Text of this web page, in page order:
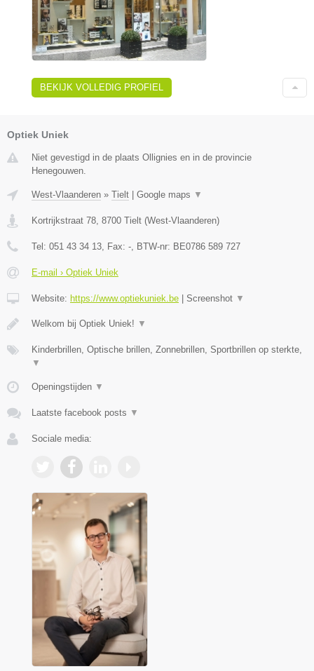
BEKIJK VOLLEDIG PROFIEL
Optiek Uniek
Niet gevestigd in de plaats Ollignies en in de provincie
Henegouwen.
West-Vlaanderen » Tielt Google maps ▼
Kortrijkstraat 78 8700 Tielt (West-Vlaanderen)
Tel: 051 43 34 13 , Fax: - , BTW-nr: BE0786 589 727
E-mail › Optiek Uniek
Website: https://www.optiekuniek.be Screenshot ▼
Welkom bij Optiek Uniek! ▼
Kinderbrillen, Optische brillen, Zonnebrillen, Sportbrillen op sterkte,
▼
Openingstijden ▼
Laatste facebook posts ▼
Sociale media: